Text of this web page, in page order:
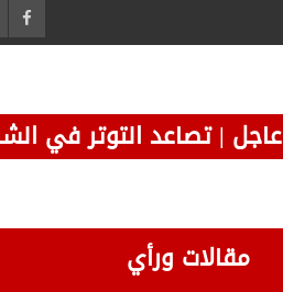
عاجل | تصاعد التوتر في
مقالات ورأي